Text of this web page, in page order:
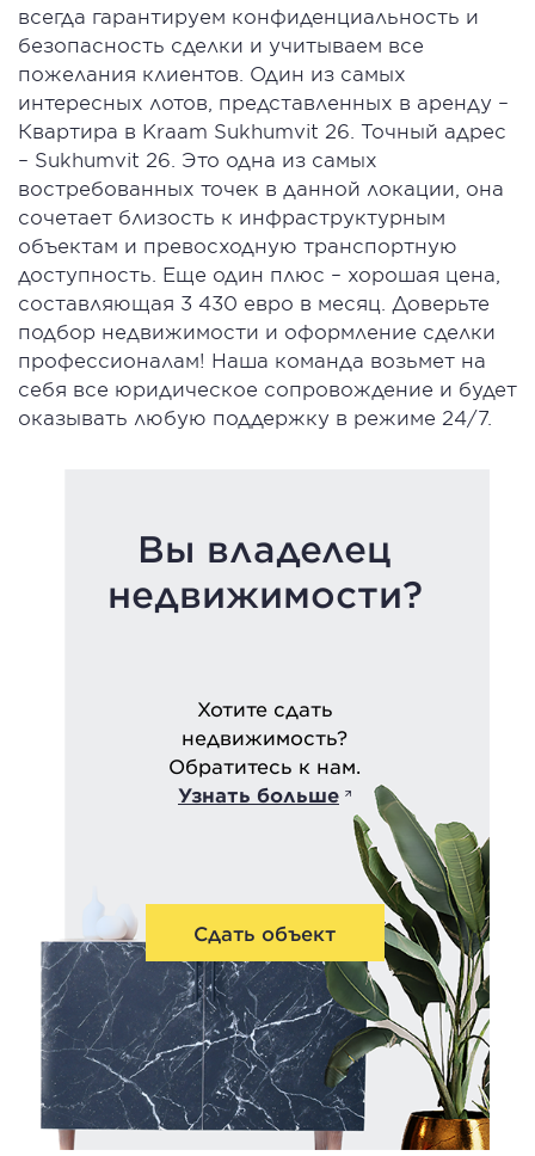
всегда гарантируем конфиденциальность и
безопасность сделки и учитываем все
пожелания клиентов. Один из самых
интересных лотов, представленных в аренду –
Квартира в Kraam Sukhumvit 26. Точный адрес
– Sukhumvit 26. Это одна из самых
востребованных точек в данной локации, она
сочетает близость к инфраструктурным
объектам и превосходную транспортную
доступность. Еще один плюс – хорошая цена,
составляющая 3 430 евро в месяц. Доверьте
подбор недвижимости и оформление сделки
профессионалам! Наша команда возьмет на
себя все юридическое сопровождение и будет
оказывать любую поддержку в режиме 24/7.
Вы владелец
недвижимости?
Хотите сдать
недвижимость?
Обратитесь к нам.
Узнать больше
Сдать объект